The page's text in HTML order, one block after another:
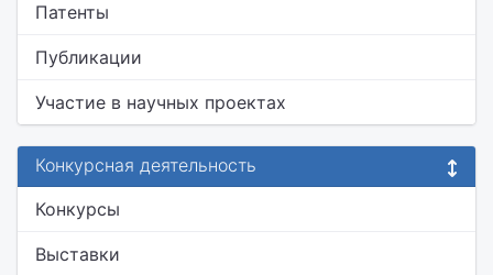
Патенты
Публикации
Участие в научных проектах
Конкурсная деятельность
Конкурсы
Выставки